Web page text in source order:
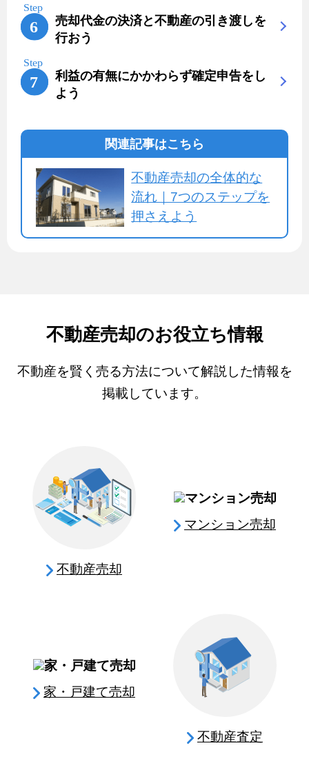
売却代金の決済と不動産の引き渡しを
行おう
利益の有無にかかわらず確定申告をし
よう
関連記事はこちら
不動産売却の全体的な
流れ｜7つのステップを
押さえよう
不動産売却のお役立ち情報
不動産を賢く売る方法について解説した情報を
掲載しています。
不動産売却
マンション売却
家・戸建て売却
不動産査定